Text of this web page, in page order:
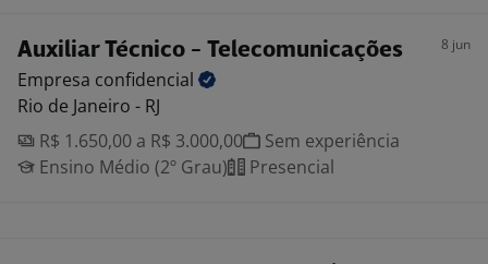
Auxiliar Técnico - Telecomunicações 8 jun
Empresa confidencial
Rio de Janeiro - RJ
R$ 1.650,00 a R$ 3.000,00
Sem experiência
Ensino Médio (2º Grau)
Presencial